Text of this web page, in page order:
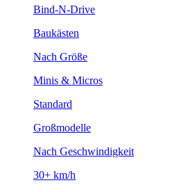
Bind-N-Drive
Baukästen
Nach Größe
Minis & Micros
Standard
Großmodelle
Nach Geschwindigkeit
30+ km/h